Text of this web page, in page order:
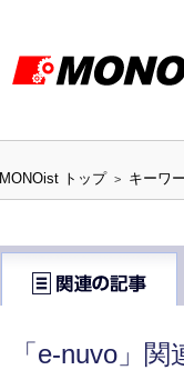
MONOist トップ > キーワ
「e-nuvo」